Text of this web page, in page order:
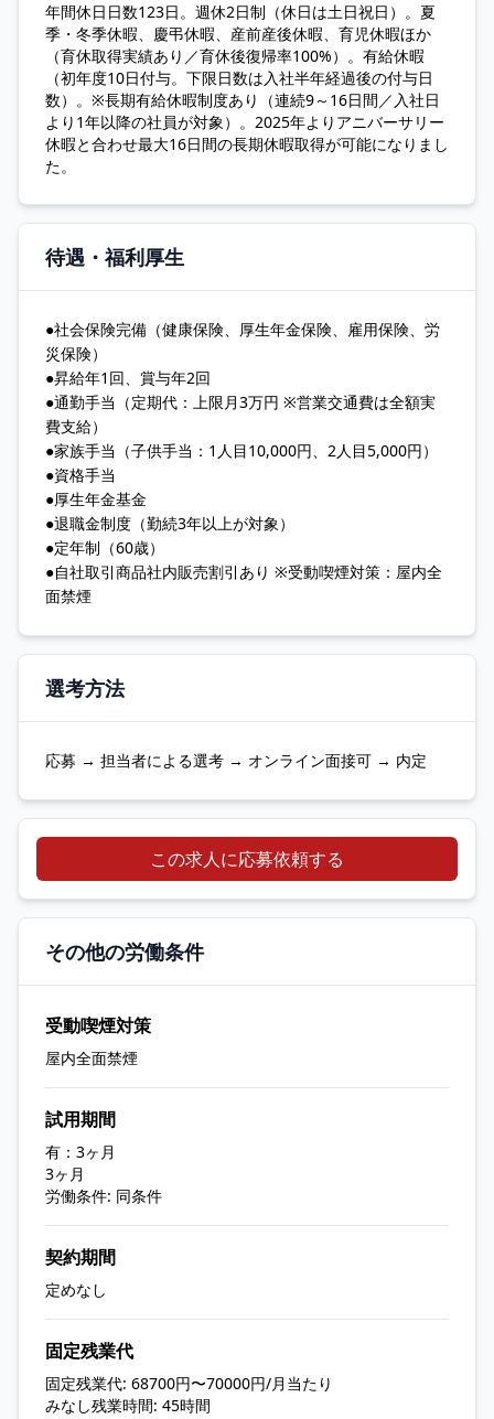
年間休日日数123日。週休2日制（休日は土日祝日）。夏
季・冬季休暇、慶弔休暇、産前産後休暇、育児休暇ほか
（育休取得実績あり／育休後復帰率100%）。有給休暇
（初年度10日付与。下限日数は入社半年経過後の付与日
数）。※長期有給休暇制度あり（連続9～16日間／入社日
より1年以降の社員が対象）。2025年よりアニバーサリー
休暇と合わせ最大16日間の長期休暇取得が可能になりまし
た。
待遇・福利厚生
●社会保険完備（健康保険、厚生年金保険、雇用保険、労
災保険）
●昇給年1回、賞与年2回
●通勤手当（定期代：上限月3万円 ※営業交通費は全額実
費支給）
●家族手当（子供手当：1人目10,000円、2人目5,000円）
●資格手当
●厚生年金基金
●退職金制度（勤続3年以上が対象）
●定年制（60歳）
●自社取引商品社内販売割引あり ※受動喫煙対策：屋内全
面禁煙
選考方法
応募 → 担当者による選考 → オンライン面接可 → 内定
この求人に応募依頼する
その他の労働条件
受動喫煙対策
屋内全面禁煙
試用期間
有：3ヶ月
3ヶ月
労働条件: 同条件
契約期間
定めなし
固定残業代
固定残業代: 68700円〜70000円/月当たり
みなし残業時間: 45時間